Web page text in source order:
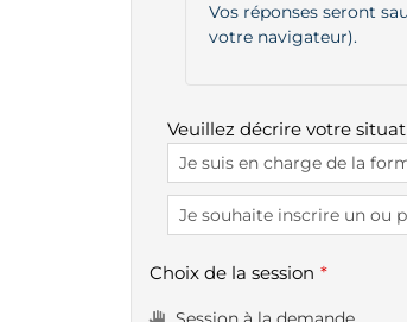
Vos réponses seront
votre navigateur).
Veuillez décrire votre
Choix de la session